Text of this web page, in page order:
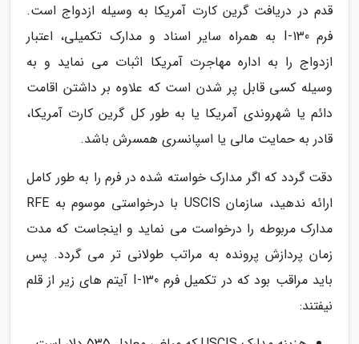
قدم در دریافت گرین کارت آمریکا به وسیله ازدواج است.
فرم I-130 به همراه سایر اسناد و مدارک تکمیلی، اعتبار
ازدواج را به اداره مهاجرت آمریکا اثبات می نماید و به
وسیله کسی قابل پر شدن است که علاوه بر داشتن اقامت
دائم یا شهروندی آمریکا یا به طور کل گرین کارت آمریکا،
قادر به حمایت مالی یا اسپانسری همسرش باشد.
دقت گردد که اگر مدارک خواسته شده در فرم را به طور کامل
ارائه ندهید، سازمان USCIS با درخواستی موسوم به RFE
مدارک مربوطه را درخواست می نماید و اینجاست که مدت
زمان پردازش پرونده به مراتب طولانی تر می گردد. پس
باید مراقب بود که در تکمیل فرم I-130 آیتم های زیر از قلم
نیفتند: